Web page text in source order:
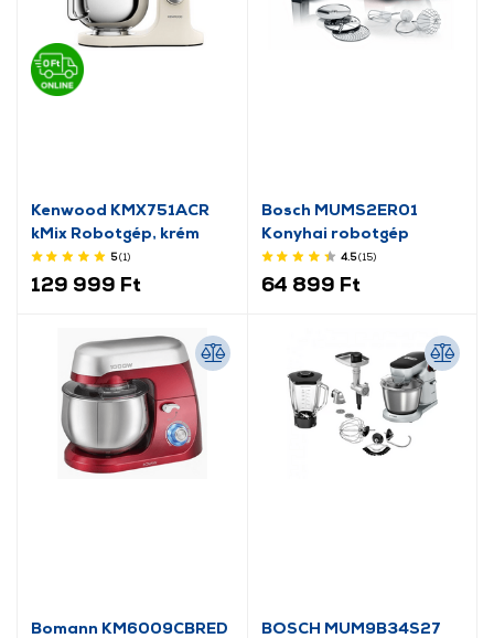
Kenwood KMX751ACR
kMix Robotgép, krém
5(1)
129 999 Ft
Bosch MUMS2ER01
Konyhai robotgép
4.5(15)
64 899 Ft
Bomann KM6009CBRED
BOSCH MUM9B34S27